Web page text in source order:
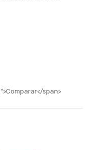
span>